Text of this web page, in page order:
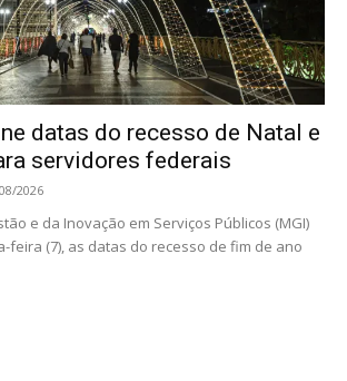
datas do recesso de Natal e
servidores federais
2026
e da Inovação em Serviços Públicos (MGI)
feira (7), as datas do recesso de fim de ano